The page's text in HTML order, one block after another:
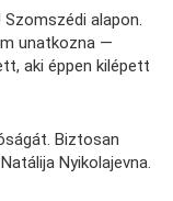
alapon.
unatkozna —
aki éppen kilépett
Biztosan
Nyikolajevna.